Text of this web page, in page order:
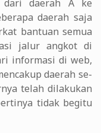
dari daerah A ke
daerah saja
bantuan semua
jalur angkot di
informasi di web,
daerah se-
telah dilakukan
tidak begitu